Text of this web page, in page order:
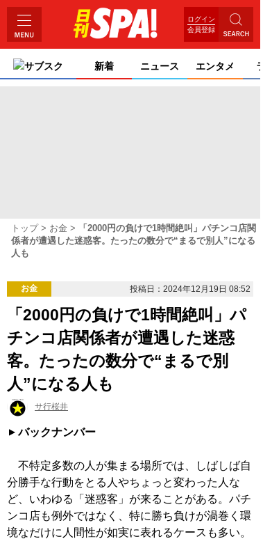
ログイン
会員登録
サブスク 新着 ニュース エンタメ
トップ お金
「2000円の負けで1時間絶叫」パチンコ店関
係者が遭遇した迷惑客。たったの数分で“まるで別人”になる
人も
お金 投稿日：2024年12月19日 08:52
「2000円の負けで1時間絶叫」パ
チンコ店関係者が遭遇した迷惑
客。たったの数分で“まるで別
人”になる人も
サ行桜井
バックナンバー
不特定多数の人が集まる場所では、しばしば自
分勝手な行動をとる人やちょっと変わった人な
ど、いわゆる「迷惑客」が来ることがある。パチ
ンコ店も例外ではなく、特に勝ち負けが渦巻く環
境なだけに人間性が如実に表れるケースも多い。